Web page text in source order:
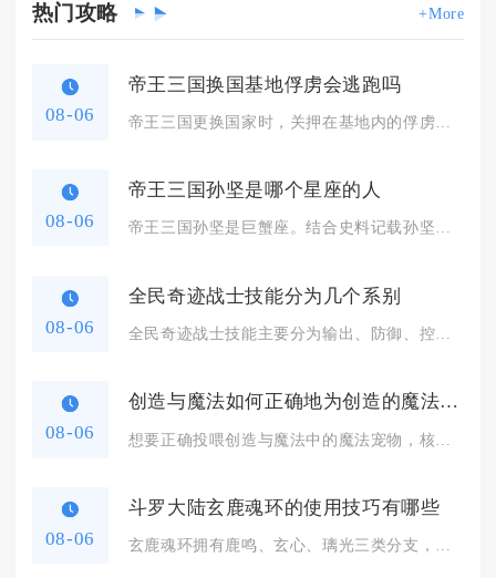
热门攻略 +More
08-06
帝王三国换国基地俘虏会逃跑吗
08-06
帝王三国孙坚是哪个星座的人
帝王三国孙坚是巨蟹座。结合史料记载孙坚生于公元155年七月，...
08-06
全民奇迹战士技能分为几个系别
08-06
创造与魔法如何正确地为创造的魔法宠物提供食物
08-06
斗罗大陆玄鹿魂环的使用技巧有哪些